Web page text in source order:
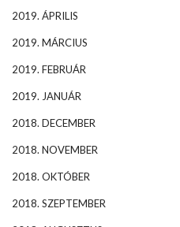
2019. ÁPRILIS
2019. MÁRCIUS
2019. FEBRUÁR
2019. JANUÁR
2018. DECEMBER
2018. NOVEMBER
2018. OKTÓBER
2018. SZEPTEMBER